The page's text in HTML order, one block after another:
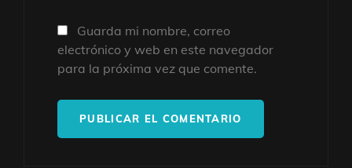
Guarda mi nombre, correo
electrónico y web en este navegador
para la próxima vez que comente.